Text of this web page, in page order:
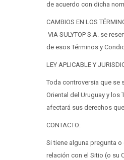
de acuerdo con dicha
CAMBIOS EN LOS
VIA SULYTOP S.A. se
de esos Términos y
LEY APLICABLE Y
Toda controversia que se
Oriental del Uruguay y
afectará sus derechos
CONTACTO:
Si tiene alguna pregunta
relación con el Sitio (o su